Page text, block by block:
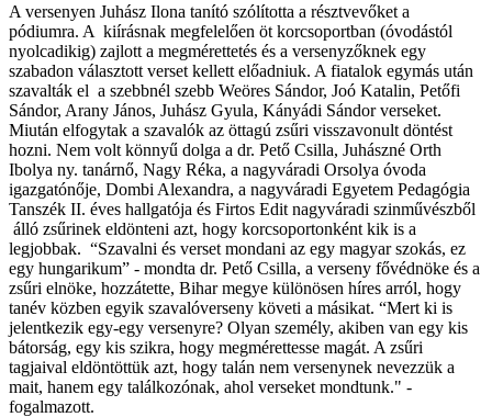
A versenyen Juhász Ilona tanító szólította a résztvevőket a
pódiumra. A kiírásnak megfelelően öt korcsoportban (óvodástól
nyolcadikig) zajlott a megmérettetés és a versenyzőknek egy
szabadon választott verset kellett előadniuk. A fiatalok egymás után
szavalták el a szebbnél szebb Weöres Sándor, Joó Katalin, Petőfi
Sándor, Arany János, Juhász Gyula, Kányádi Sándor verseket.
Miután elfogytak a szavalók az öttagú zsűri visszavonult döntést
hozni. Nem volt könnyű dolga a dr. Pető Csilla, Juhászné Orth
Ibolya ny. tanárnő, Nagy Réka, a nagyváradi Orsolya óvoda
igazgatónője, Dombi Alexandra, a nagyváradi Egyetem Pedagógia
Tanszék II. éves hallgatója és Firtos Edit nagyváradi szinművészből
álló zsűrinek eldönteni azt, hogy korcsoportonként kik is a
legjobbak. “Szavalni és verset mondani az egy magyar szokás, ez
egy hungarikum” - mondta dr. Pető Csilla, a verseny fővédnöke és a
zsűri elnöke, hozzátette, Bihar megye különösen híres arról, hogy
tanév közben egyik szavalóverseny követi a másikat. “Mert ki is
jelentkezik egy-egy versenyre? Olyan személy, akiben van egy kis
bátorság, egy kis szikra, hogy megmérettesse magát. A zsűri
tagjaival eldöntöttük azt, hogy talán nem versenynek nevezzük a
mait, hanem egy találkozónak, ahol verseket mondtunk." -
fogalmazott.